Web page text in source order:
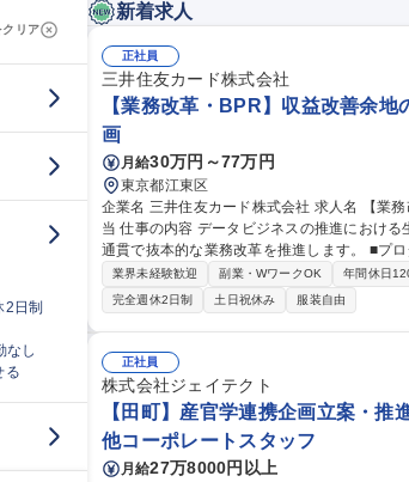
クリア
2日制
なし
る
新着求人
正社員
三井住友カード株式会社
【業務改革・BPR】収益改善余
画
月給30万円～77万円
東京都江東区
企業名 三井住友カード株式会社 求人名 【業務改革・BPR】収益改善余地の発掘から効果創出までを一気通貫で担
当 仕事の内容 データビジネスの推進における生産性最大化を目的に、収益改善余地の発掘から効果創出まで一気
通貫で抜本的な業務改革を推進します。 ■プロダクト別（Custella・Vクーポン等）の現行業務の整理・可視化 ■
業務の理想像整理、現状との差分分析、改善
務改革の推進 ■Salesforce等を活用した業務
プロジェクトの進捗管理
業界未経験歓迎 副業・WワークOK 年間休日
完全週休2日制
土日祝休み 服装自由
正社員
株式会社ジェイテクト
【田町】産官学連携企画立案・
他コーポレートスタッフ
月給27万8000円以上